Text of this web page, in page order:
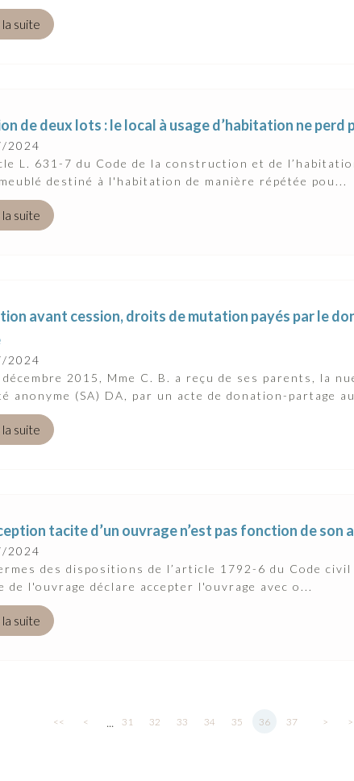
suite
de deux lots : le local à usage d’habitation ne perd
2024
L. 631-7 du Code de la construction et de
destiné à l'habitation de manière répétée pou...
suite
avant cession, droits de mutation payés par le
2024
décembre 2015, Mme C. B. a reçu de ses parents, la
anonyme (SA) DA, par un acte de donation-partage
suite
tacite d’un ouvrage n’est pas fonction de son
2024
des dispositions de l’article 1792-6 du Code
de l'ouvrage déclare accepter l'ouvrage avec o...
suite
<< < 31 32 33 34 35 36 37 >